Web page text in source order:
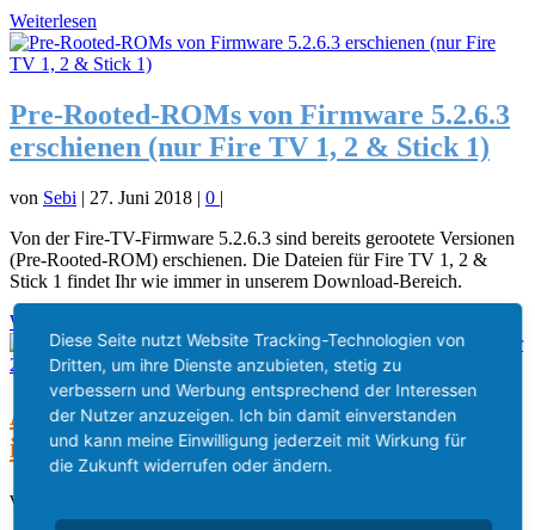
Weiterlesen
Pre-Rooted-ROMs von Firmware 5.2.6.3
erschienen (nur Fire TV 1, 2 & Stick 1)
von Sebi | 27. Juni 2018 | 0 |
Von der Fire-TV-Firmware 5.2.6.3 sind bereits gerootete Versionen
(Pre-Rooted-ROM) erschienen. Die Dateien für Fire TV 1, 2 &
Stick 1 findet Ihr wie immer in unserem Download-Bereich.
Weiterlesen
Anleitung: SkyGo auf dem Fire TV
installieren (Stand November 2018)
von
Diese Seite nutzt Website Tracking-Technologien von
Dritten, um ihre Dienste anzubieten, stetig zu
verbessern und Werbung entsprechend der Interessen
der Nutzer anzuzeigen. Ich bin damit einverstanden
und kann meine Einwilligung jederzeit mit Wirkung für
die Zukunft widerrufen oder ändern.